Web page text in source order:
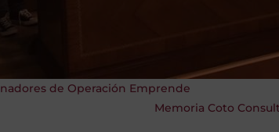
de Operación Emprende
Memoria Coto